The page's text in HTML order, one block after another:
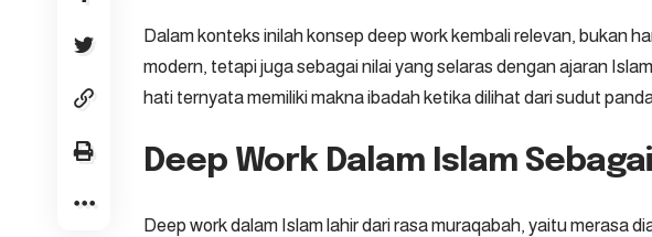
Dalam konteks inilah konsep deep work kembali relevan, bukan
modern, tetapi juga sebagai nilai yang selaras dengan ajaran
hati ternyata memiliki makna ibadah ketika dilihat dari sudut
Deep Work Dalam Islam
Deep work dalam Islam lahir dari rasa muraqabah, yaitu merasa